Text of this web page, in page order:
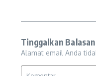
Tinggalkan Balasan
Alamat email Anda